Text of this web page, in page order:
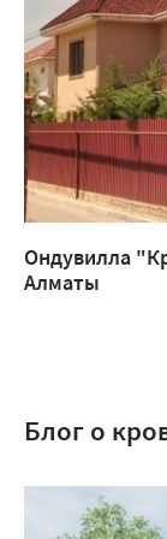
Ондувилла
Алматы
Блог о